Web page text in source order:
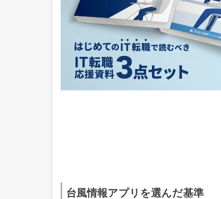
台風情報アプリを選んだ基準